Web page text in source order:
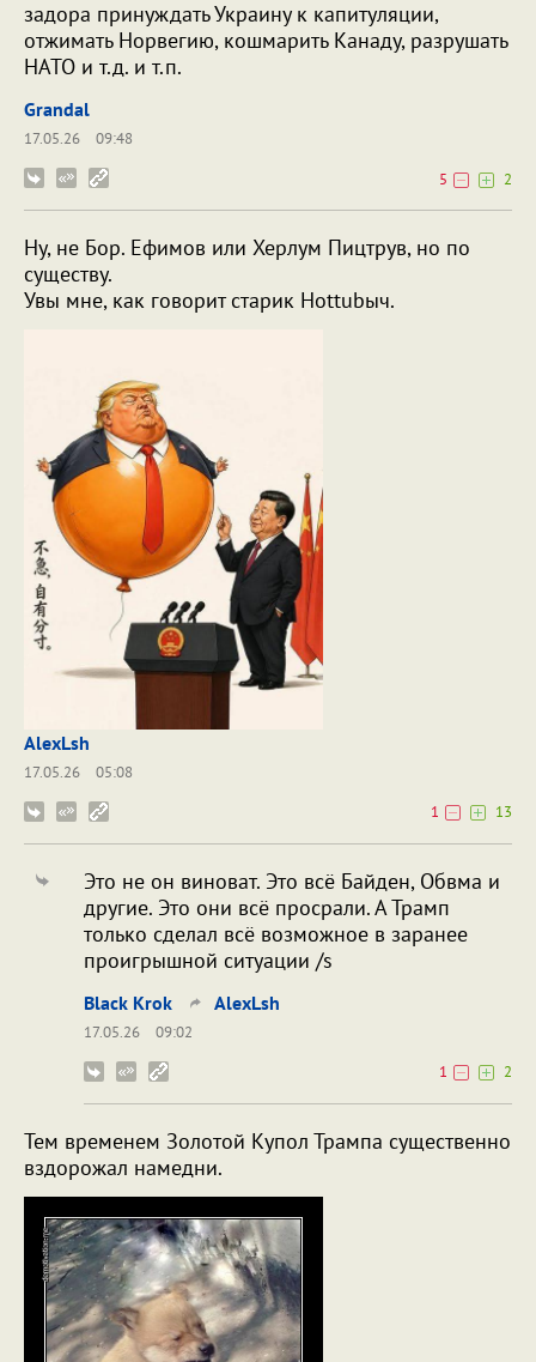
задора принуждать Украину к капитуляции,
отжимать Норвегию, кошмарить Канаду, разрушать
НАТО и т.д. и т.п.
Grandal
17.05.26
09:48
5
2
Ну, не Бор. Ефимов или Херлум Пицтрув, но по
существу.
Увы мне, как говорит старик Hottubыч.
AlexLsh
17.05.26
05:08
1
13
Это не он виноват. Это всё Байден, Обвма и
другие. Это они всё просрали. А Трамп
только сделал всё возможное в заранее
проигрышной ситуации /s
Black Krok AlexLsh
17.05.26
09:02
1
2
Тем временем Золотой Купол Трампа существенно
вздорожал намедни.